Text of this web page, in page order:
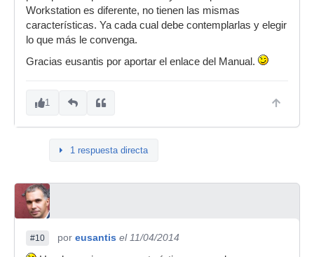
Workstation es diferente, no tienen las mismas
características. Ya cada cual debe contemplarlas y elegir
lo que más le convenga.
Gracias eusantis por aportar el enlace del Manual.
1
1 respuesta directa
#10 por eusantis el 11/04/2014